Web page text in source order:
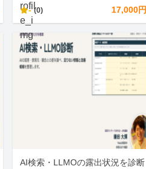
- (0) 17,000円
AI検索・LLMOの露出状況を診断